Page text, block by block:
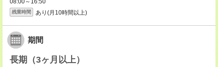
08:00～16:50
残業時間 あり(月10時間以上)
期間
長期（3ヶ月以上）